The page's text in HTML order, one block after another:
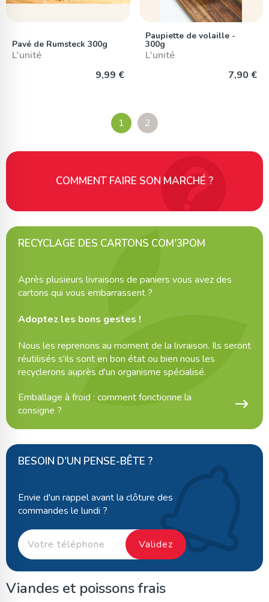
Pavé de Rumsteck 300g
L'unité
9,99 €
Paupiette de volaille -
300g
L'unité
7,90 €
1 2
COMMENT FAIRE SON MARCHÉ ?
RECYCLAGE DES CARTONS COM'3POM
Après plusieurs livraisons de paniers vous avez des
cartons qui vous embarrassent ?
Adoptez les bons gestes !
Nous les reprenons au moment de la livraison. Ils seront
réutilisés s'ils sont en bon état ou bien nous les
recyclerons auprès d'un organisme spécialisé.
Emballage à froid : comment fonctionne la
consigne ?
BESOIN D'UN PENSE-BÊTE ?
Envie d'un rappel avant la clôture des
commandes le lundi ?
Viandes et poissons frais